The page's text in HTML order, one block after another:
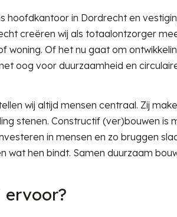
hoofdkantoor in Dordrecht en
creëren wij als totaalontzorger
woning. Of het nu gaat om
oog voor duurzaamheid en
wij altijd mensen centraal. Zij
stenen. Constructif (ver)bouwen is
in mensen en zo bruggen
wat hen bindt. Samen duurzaam
ervoor?